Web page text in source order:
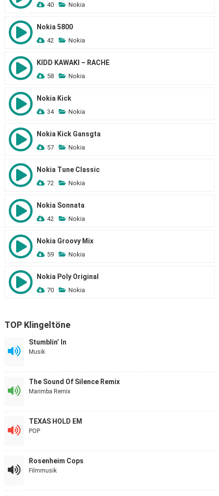
40 Nokia
Nokia 5800
42 Nokia
KIDD KAWAKI – RACHE
58 Nokia
Nokia Kick
34 Nokia
Nokia Kick Gansgta
57 Nokia
Nokia Tune Classic
72 Nokia
Nokia Sonnata
42 Nokia
Nokia Groovy Mix
59 Nokia
Nokia Poly Original
70 Nokia
TOP Klingeltöne
Stumblin’ In
Musik
The Sound Of Silence Remix
Marimba Remix
TEXAS HOLD EM
POP
Rosenheim Cops
Filmmusik